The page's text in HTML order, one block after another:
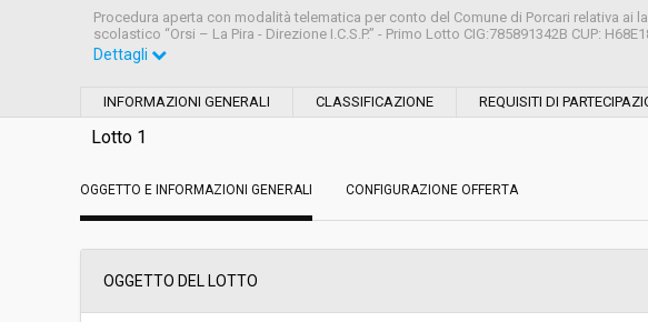
Procedura aperta con modalità telematica per conto del Comune di Porcari relativa
scolastico “Orsi – La Pira - Direzione I.C.S.P.” - Primo Lotto CIG:785891342B CUP:
Tipo di contratto:
Data pubblicazione: 12/04/2019 08:54
Svolgimento: Gara in busta chiusa
Dettagli
INFORMAZIONI GENERALI CLASSIFICAZIONE REQUISITI DI
Lotto 1
OGGETTO E INFORMAZIONI GENERALI CONFIGURAZIONE OFFERTA
OGGETTO DEL LOTTO